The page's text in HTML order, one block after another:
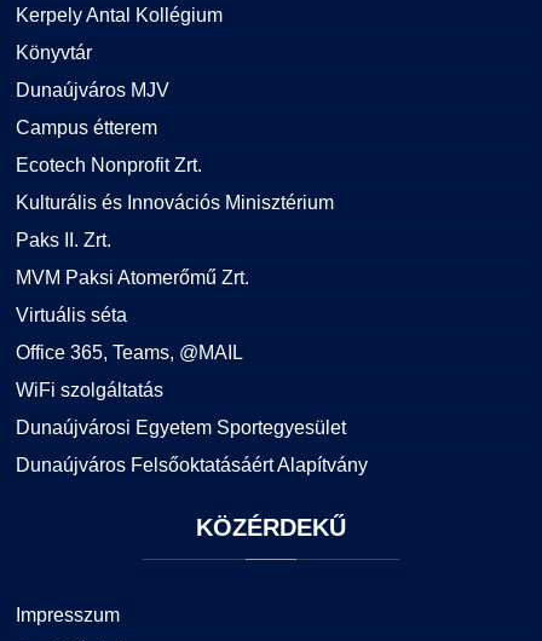
Kerpely Antal Kollégium
Könyvtár
Dunaújváros MJV
Campus étterem
Ecotech Nonprofit Zrt.
Kulturális és Innovációs Minisztérium
Paks II. Zrt.
MVM Paksi Atomerőmű Zrt.
Virtuális séta
Office 365, Teams, @MAIL
WiFi szolgáltatás
Dunaújvárosi Egyetem Sportegyesület
Dunaújváros Felsőoktatásáért Alapítvány
KÖZÉRDEKŰ
Impresszum